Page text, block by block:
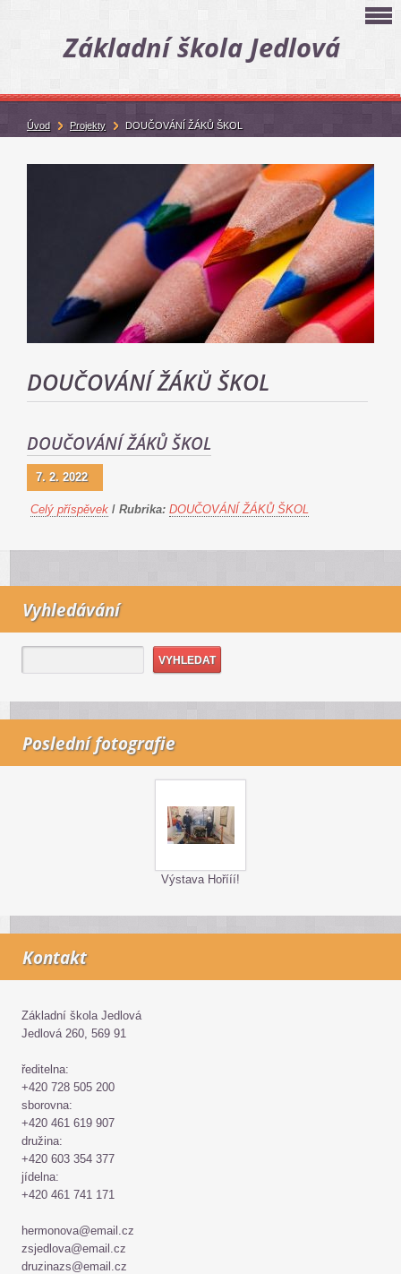
Základní škola Jedlová
DOUČOVÁNÍ ŽÁKŮ ŠKOL
DOUČOVÁNÍ ŽÁKŮ ŠKOL
7. 2. 2022
Celý příspěvek / Rubrika: DOUČOVÁNÍ ŽÁKŮ ŠKOL
Vyhledávání
Poslední fotografie
Výstava Hořííí!
Kontakt
Základní škola Jedlová
Jedlová 260, 569 91
ředitelna:
+420 728 505 200
sborovna:
+420 461 619 907
družina:
+420 603 354 377
jídelna:
+420 461 741 171
hermonova@email.cz
zsjedlova@email.cz
druzinazs@email.cz
Úvod Projekty DOUČOVÁNÍ ŽÁKŮ ŠKOL